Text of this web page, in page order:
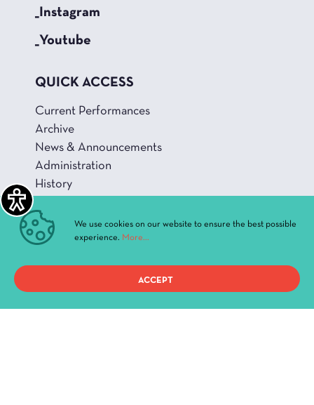
_Instagram
_Youtube
QUICK ACCESS
Current Performances
Archive
News & Announcements
Administration
History
We use cookies on our website to ensure the best possible
experience. More...
ACCEPT